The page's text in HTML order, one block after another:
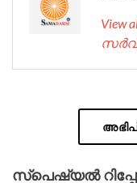
View
സ്പെഷ്യൽ